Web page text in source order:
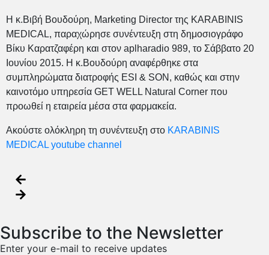
Η κ.Βιβή Βουδούρη, Marketing Director της KARABINIS
MEDICAL, παραχώρησε συνέντευξη στη δημοσιογράφο
Βίκυ Καρατζαφέρη και στον aplharadio 989, το Σάββατο 20
Ιουνίου 2015. Η κ.Βουδούρη αναφέρθηκε στα
συμπληρώματα διατροφής ESI & SON, καθώς και στην
καινοτόμο υπηρεσία GET WELL Natural Corner που
προωθεί η εταιρεία μέσα στα φαρμακεία.
Ακούστε ολόκληρη τη συνέντευξη στο KARABINIS
MEDICAL youtube channel
Subscribe to the Newsletter
Enter your e-mail to receive updates